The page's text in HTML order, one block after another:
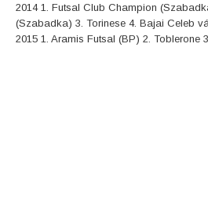
2014 1. Futsal Club Champion
(Szabadka) 3. Torinese 4. Bajai Celeb
2015 1. Aramis Futsal (BP) 2. Toblerone